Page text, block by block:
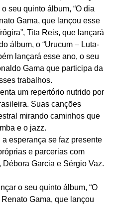
seu quinto álbum, “O dia
Gama, que lançou esse
Tita Reis, que lançará
álbum, o “Urucum – Luta-
lançará esse ano, o seu
Gama que participa da
trabalhos.
um repertório nutrido por
Suas canções
mirando caminhos que
e o jazz.
esperança se faz presente
e parcerias com
Garcia e Sérgio Vaz.
o seu quinto álbum, “O
Gama, que lançou